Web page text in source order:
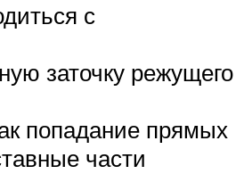
с
заточку режущего
попадание прямых
части